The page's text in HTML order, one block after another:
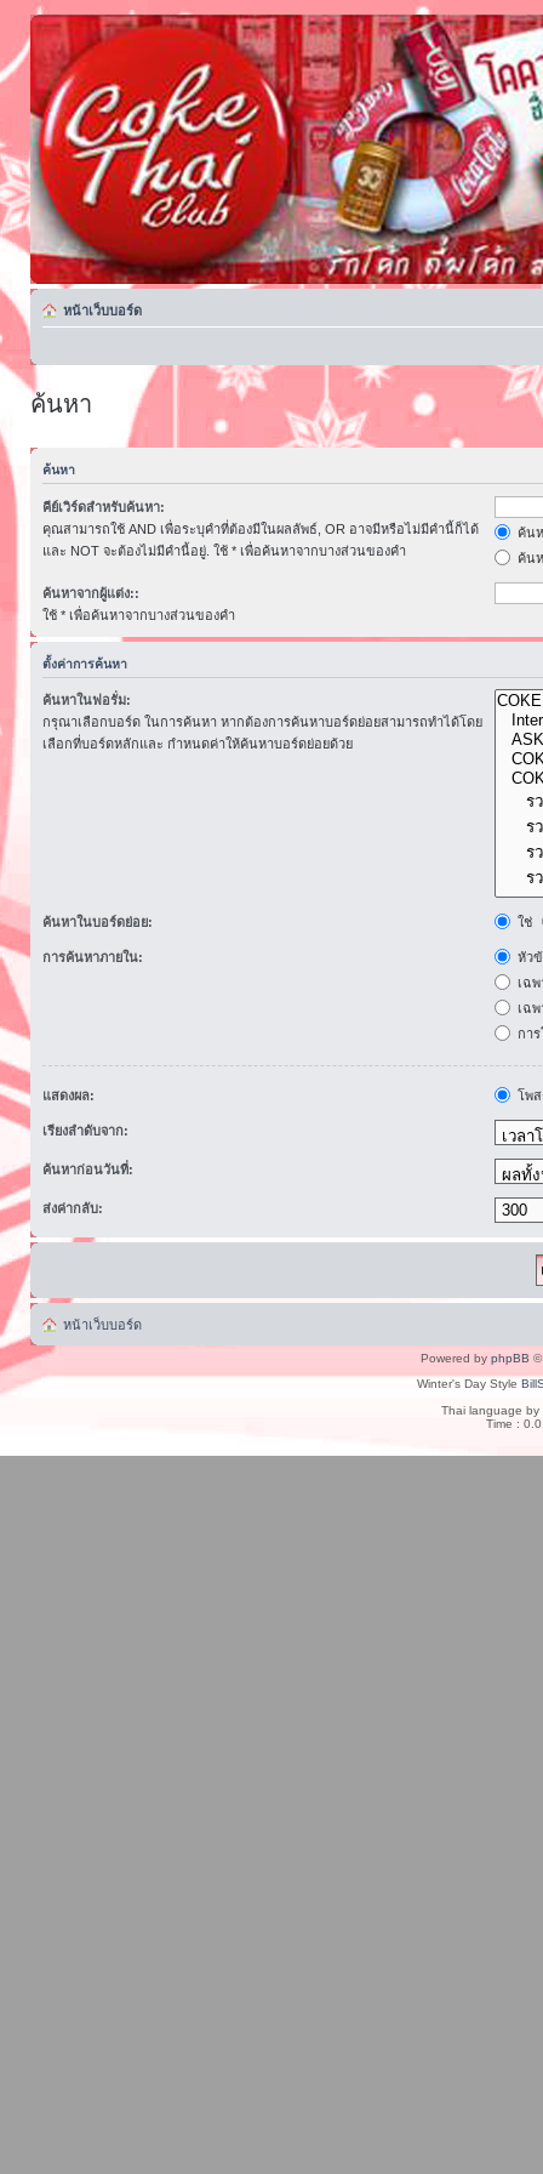
หน้าเว็บบอร์ด
ค้นหา
ค้นหา
คีย์เวิร์ดสำหรับค้นหา:
คุณสามารถใช้ AND เพื่อระบุคำที่ต้องมีในผลลัพธ์, OR อาจมีหรือไม่มีคำนี้ก็ได้
และ NOT จะต้องไม่มีคำนี้อยู่. ใช้ * เพื่อค้นหาจากบางส่วนของคำ
ค้น
ค้น
ค้นหาจากผู้แต่ง::
ใช้ * เพื่อค้นหาจากบางส่วนของคำ
ตั้งค่าการค้นหา
ค้นหาในฟอรั่ม:
กรุณาเลือกบอร์ด ในการค้นหา หากต้องการค้นหาบอร์ดย่อยสามารถทำได้โดย
เลือกที่บอร์ดหลักและ กำหนดค่าให้ค้นหาบอร์ดย่อยด้วย
ค้นหาในบอร์ดย่อย: ใช่
การค้นหาภายใน:
หัว
เฉ
เฉ
กา
แสดงผล: โพ
เรียงลำดับจาก:
ค้นหาก่อนวันที่:
ส่งค่ากลับ:
หน้าเว็บบอร์ด
Powered by phpBB ©
Winter's Day Style
Thai language by
Time :